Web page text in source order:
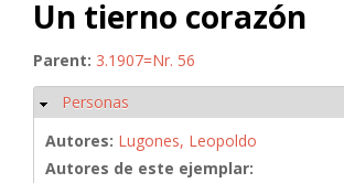
Un tierno corazón
Parent: 3.1907=Nr. 56
Ocultar
Personas
Autores: Lugones, Leopoldo
Autores de este ejemplar: